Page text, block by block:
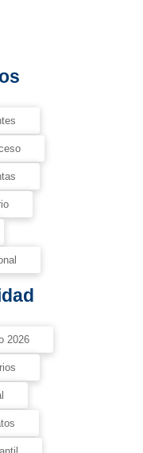
2026